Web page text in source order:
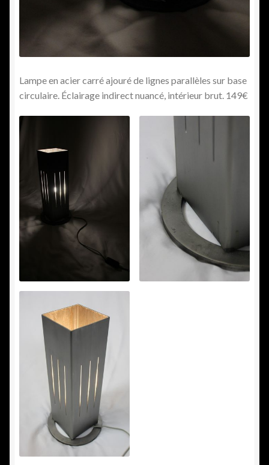
Lampe en acier carré ajouré de lignes parallèles sur base
circulaire. Éclairage indirect nuancé, intérieur brut. 149€